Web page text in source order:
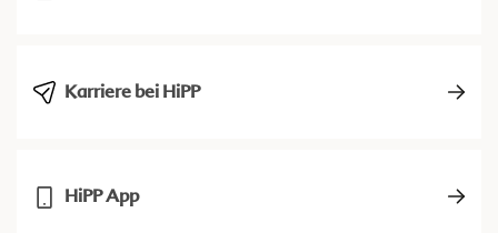
Karriere bei HiPP
HiPP App